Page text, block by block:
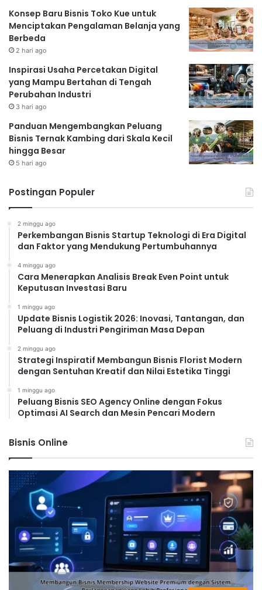
Konsep Baru Bisnis Toko Kue untuk
Menciptakan Pengalaman Belanja yang
Berbeda
2 hari ago
Inspirasi Usaha Percetakan Digital
yang Mampu Bertahan di Tengah
Perubahan Industri
3 hari ago
Panduan Mengembangkan Peluang
Bisnis Ternak Kambing dari Skala Kecil
hingga Besar
5 hari ago
Postingan Populer
2 minggu ago
Perkembangan Bisnis Startup Teknologi di Era Digital
dan Faktor yang Mendukung Pertumbuhannya
4 minggu ago
Cara Menerapkan Analisis Break Even Point untuk
Keputusan Investasi Baru
1 minggu ago
Update Bisnis Logistik 2026: Inovasi, Tantangan, dan
Peluang di Industri Pengiriman Masa Depan
2 minggu ago
Strategi Inspiratif Membangun Bisnis Florist Modern
dengan Sentuhan Kreatif dan Nilai Estetika Tinggi
1 minggu ago
Peluang Bisnis SEO Agency Online dengan Fokus
Optimasi AI Search dan Mesin Pencari Modern
Bisnis Online